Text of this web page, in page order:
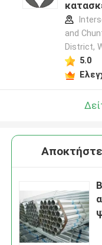
and
District,
5.0
Αποκτήστε